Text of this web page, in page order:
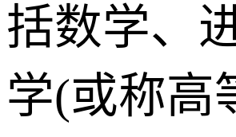
括数学、
学(或称高